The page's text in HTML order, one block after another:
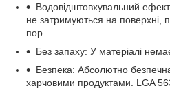
Водовідштовхувальний
не затримуються на поверхні,
пор.
Без запаху: У матеріалі
Безпека: Абсолютно
харчовими продуктами. LGA